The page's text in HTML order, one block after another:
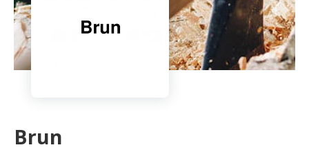
BLOG
ESPACE PRO
Brun